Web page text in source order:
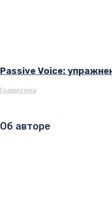
Passive Voice:
Грамматика
Об авторе